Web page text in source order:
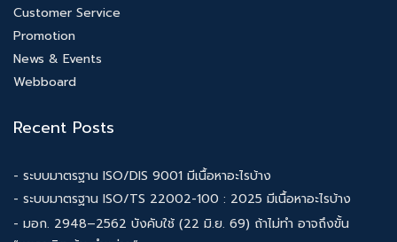
Customer Service
Promotion
News & Events
Webboard
Recent Posts
- ระบบมาตรฐาน ISO/DIS 9001 มีเนื้อหาอะไรบ้าง
- ระบบมาตรฐาน ISO/TS 22002-100 : 2025 มีเนื้อหาอะไรบ้าง
- มอก. 2948–2562 บังคับใช้ (22 มิ.ย. 69) ถ้าไม่ทำ อาจถึงขั้น